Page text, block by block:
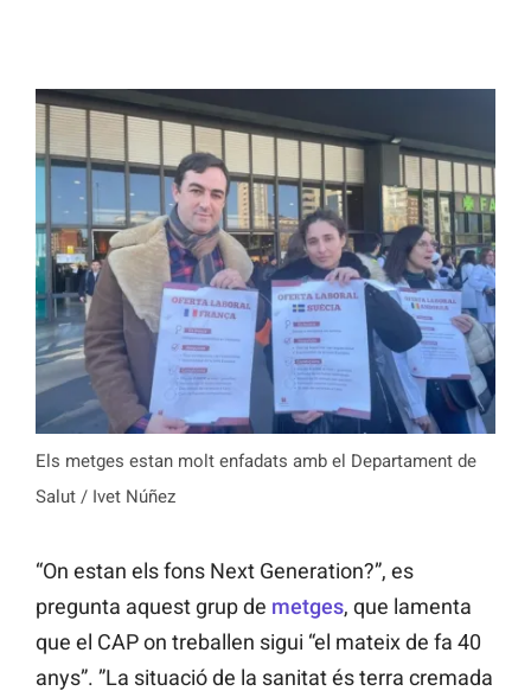
Els metges estan molt enfadats amb el Departament de
Salut / Ivet Núñez
“On estan els fons Next Generation?”, es
pregunta aquest grup de metges, que lamenta
que el CAP on treballen sigui “el mateix de fa 40
anys”. ”La situació de la sanitat és terra cremada